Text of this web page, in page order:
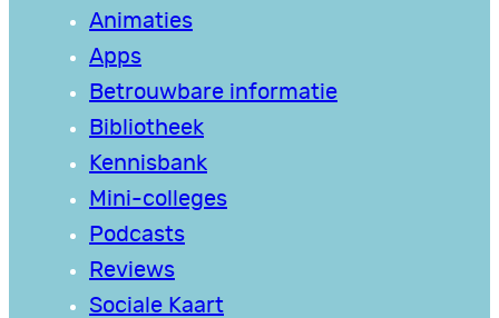
Animaties
Apps
Betrouwbare informatie
Bibliotheek
Kennisbank
Mini-colleges
Podcasts
Reviews
Sociale Kaart